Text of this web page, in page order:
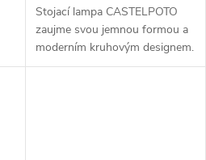
Stojací lampa CASTELPOTO
zaujme svou jemnou formou a
moderním kruhovým designem.
Tělo z kovu v kart...